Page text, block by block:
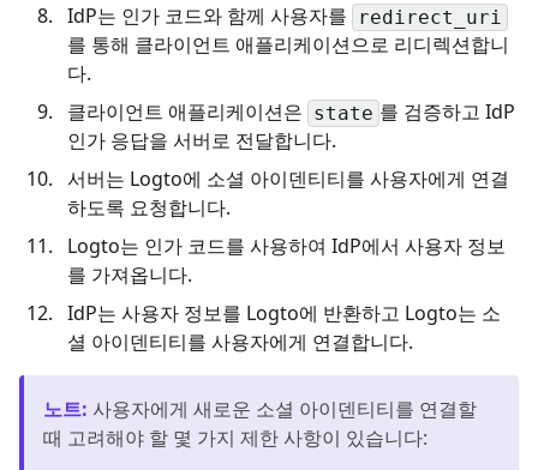
IdP는 인가 코드와 함께 사용자를
redirect_uri
를 통해 클라이언트 애플리케이션으로 리디렉션합니
다.
클라이언트 애플리케이션은 state 를 검증하고 IdP
인가 응답을 서버로 전달합니다.
서버는 Logto에 소셜 아이덴티티를 사용자에게 연결
하도록 요청합니다.
Logto는 인가 코드를 사용하여 IdP에서 사용자 정보
를 가져옵니다.
IdP는 사용자 정보를 Logto에 반환하고 Logto는 소
셜 아이덴티티를 사용자에게 연결합니다.
노트: 사용자에게 새로운 소셜 아이덴티티를 연결할
때 고려해야 할 몇 가지 제한 사항이 있습니다: